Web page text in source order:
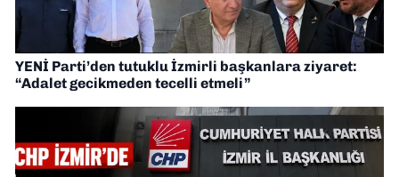
YENİ Parti’den tutuklu İzmirli başkanlara ziyaret:
“Adalet gecikmeden tecelli etmeli”